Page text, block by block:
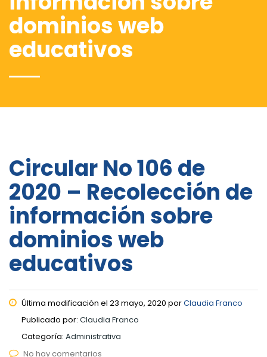
dominios web
educativos
Circular No 106 de
2020 – Recolección de
información sobre
dominios web
educativos
Última modificación el 23 mayo, 2020 porClaudia Franco
Publicado por: Claudia Franco
Categoría: Administrativa
No hay comentarios